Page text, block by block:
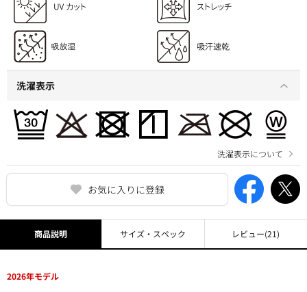
お気に入りに登録
洗濯表示
洗濯表示について
商品説明
2026年モデル
サイズ・スペック レビュー(21)